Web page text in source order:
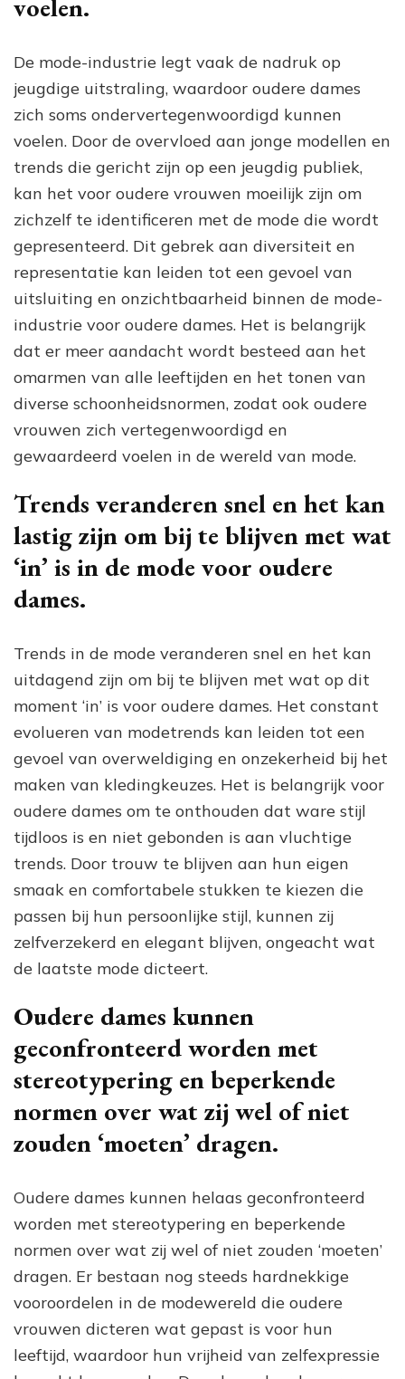
voelen.
De mode-industrie legt vaak de nadruk op
jeugdige uitstraling, waardoor oudere dames
zich soms ondervertegenwoordigd kunnen
voelen. Door de overvloed aan jonge modellen en
trends die gericht zijn op een jeugdig publiek,
kan het voor oudere vrouwen moeilijk zijn om
zichzelf te identificeren met de mode die wordt
gepresenteerd. Dit gebrek aan diversiteit en
representatie kan leiden tot een gevoel van
uitsluiting en onzichtbaarheid binnen de mode-
industrie voor oudere dames. Het is belangrijk
dat er meer aandacht wordt besteed aan het
omarmen van alle leeftijden en het tonen van
diverse schoonheidsnormen, zodat ook oudere
vrouwen zich vertegenwoordigd en
gewaardeerd voelen in de wereld van mode.
Trends veranderen snel en het kan
lastig zijn om bij te blijven met wat
‘in’ is in de mode voor oudere
dames.
Trends in de mode veranderen snel en het kan
uitdagend zijn om bij te blijven met wat op dit
moment ‘in’ is voor oudere dames. Het constant
evolueren van modetrends kan leiden tot een
gevoel van overweldiging en onzekerheid bij het
maken van kledingkeuzes. Het is belangrijk voor
oudere dames om te onthouden dat ware stijl
tijdloos is en niet gebonden is aan vluchtige
trends. Door trouw te blijven aan hun eigen
smaak en comfortabele stukken te kiezen die
passen bij hun persoonlijke stijl, kunnen zij
zelfverzekerd en elegant blijven, ongeacht wat
de laatste mode dicteert.
Oudere dames kunnen
geconfronteerd worden met
stereotypering en beperkende
normen over wat zij wel of niet
zouden ‘moeten’ dragen.
Oudere dames kunnen helaas geconfronteerd
worden met stereotypering en beperkende
normen over wat zij wel of niet zouden ‘moeten’
dragen. Er bestaan nog steeds hardnekkige
vooroordelen in de modewereld die oudere
vrouwen dicteren wat gepast is voor hun
leeftijd, waardoor hun vrijheid van zelfexpressie